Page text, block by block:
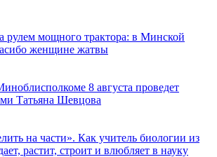
рулем мощного трактора: в Минской
женщине жатвы
8 августа проведет
Татьяна Шевцова
на части». Как учитель биологии из
растит, строит и влюбляет в науку